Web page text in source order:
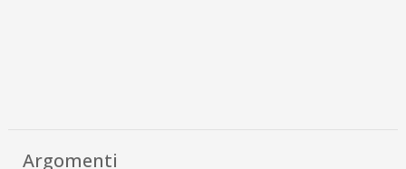
Argomenti